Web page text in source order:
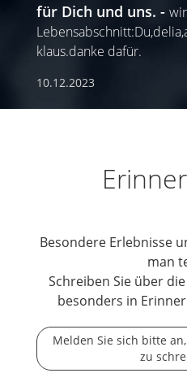
für Dich und uns.
klaus.danke dafür.
10.12.2023
Besondere Erlebnisse
man
Schreiben Sie über
besonders in
Melden Sie sich bitte
zu